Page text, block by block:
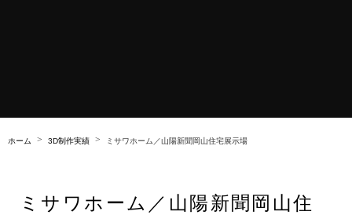
ホーム 3D制作実績 ミサワホーム／山陽新聞岡山住宅展示場
ミサワホーム／山陽新聞岡山住